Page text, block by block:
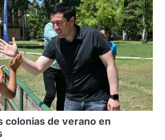
colonias de verano en